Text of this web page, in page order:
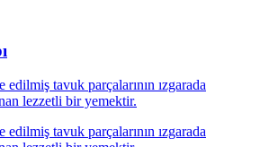
edilmiş tavuk parçalarının ızgarada
lezzetli bir yemektir.
edilmiş tavuk parçalarının ızgarada